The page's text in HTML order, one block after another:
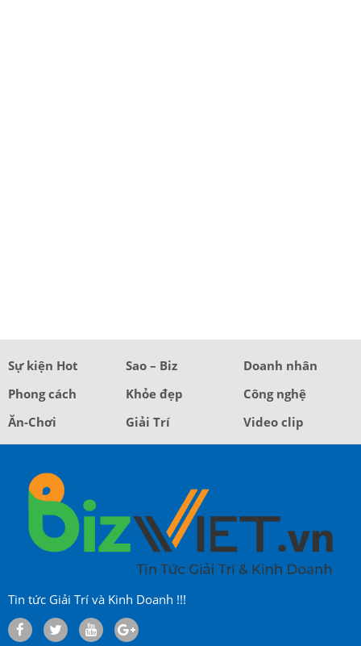
Sự kiện Hot Sao – Biz
Doanh nhân
Phong cách
Khỏe đẹp
Công nghệ
Ăn-Chơi
Giải Trí Video clip
Tin tức Giải Trí và Kinh Doanh !!!